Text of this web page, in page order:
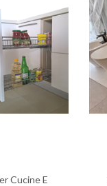
Cucine E